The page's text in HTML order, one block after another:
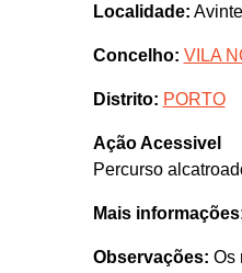
Localidade:
Concelho: VILA
Distrito: PORTO
Ação Acessivel
Percurso
Mais
Observações: Os